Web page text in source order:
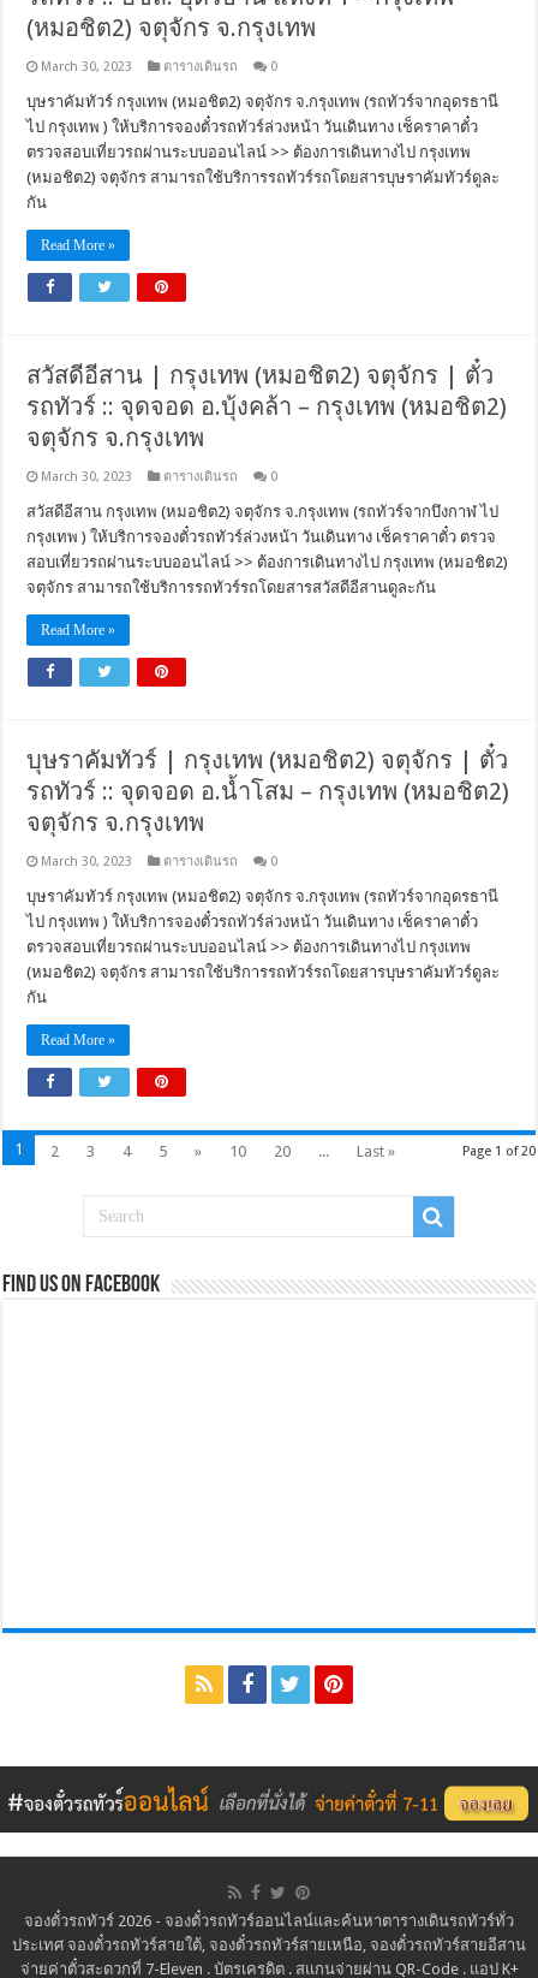
(หมอชิต2) จตุจักร จ.กรุงเทพ
March 30, 2023 ตารางเดินรถ 0
บุษราคัมทัวร์ กรุงเทพ (หมอชิต2) จตุจักร จ.กรุงเทพ (รถทัวร์จากอุดรธานี
ไป กรุงเทพ ) ให้บริการจองตั๋วรถทัวร์ล่วงหน้า วันเดินทาง เช็คราคาตั๋ว
ตรวจสอบเที่ยวรถผ่านระบบออนไลน์ >> ต้องการเดินทางไป กรุงเทพ
(หมอชิต2) จตุจักร สามารถใช้บริการรถทัวร์รถโดยสารบุษราคัมทัวร์ดูละ
กัน
Read More »
สวัสดีอีสาน | กรุงเทพ (หมอชิต2) จตุจักร | ตั๋ว
รถทัวร์ :: จุดจอด อ.บุ้งคล้า – กรุงเทพ (หมอชิต2)
จตุจักร จ.กรุงเทพ
March 30, 2023 ตารางเดินรถ 0
สวัสดีอีสาน กรุงเทพ (หมอชิต2) จตุจักร จ.กรุงเทพ (รถทัวร์จากบึงกาฬ ไป
กรุงเทพ ) ให้บริการจองตั๋วรถทัวร์ล่วงหน้า วันเดินทาง เช็คราคาตั๋ว ตรวจ
สอบเที่ยวรถผ่านระบบออนไลน์ >> ต้องการเดินทางไป กรุงเทพ (หมอชิต2)
จตุจักร สามารถใช้บริการรถทัวร์รถโดยสารสวัสดีอีสานดูละกัน
Read More »
บุษราคัมทัวร์ | กรุงเทพ (หมอชิต2) จตุจักร | ตั๋ว
รถทัวร์ :: จุดจอด อ.น้ำโสม – กรุงเทพ (หมอชิต2)
จตุจักร จ.กรุงเทพ
March 30, 2023 ตารางเดินรถ 0
บุษราคัมทัวร์ กรุงเทพ (หมอชิต2) จตุจักร จ.กรุงเทพ (รถทัวร์จากอุดรธานี
ไป กรุงเทพ ) ให้บริการจองตั๋วรถทัวร์ล่วงหน้า วันเดินทาง เช็คราคาตั๋ว
ตรวจสอบเที่ยวรถผ่านระบบออนไลน์ >> ต้องการเดินทางไป กรุงเทพ
(หมอชิต2) จตุจักร สามารถใช้บริการรถทัวร์รถโดยสารบุษราคัมทัวร์ดูละ
กัน
Read More »
Page 1 of 20
1 2 3 4 5 » 10 20 ... Last »
Find us on Facebook
จองตั๋วรถทัวร์ 2026 - จองตั๋วรถทัวร์ออนไลน์และค้นหาตารางเดินรถทัวร์ทั่ว
ประเทศ จองตั๋วรถทัวร์สายใต้, จองตั๋วรถทัวร์สายเหนือ, จองตั๋วรถทัวร์สายอีสาน
จ่ายค่าตั๋วสะดวกที่ 7-Eleven . บัตรเครดิต . สแกนจ่ายผ่าน QR-Code . แอป K+